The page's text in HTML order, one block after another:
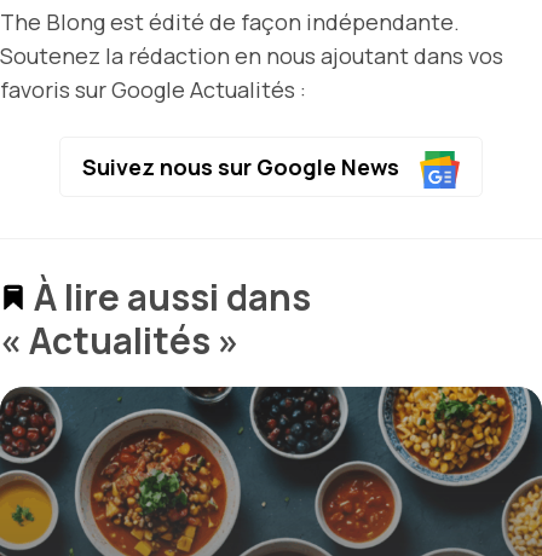
The Blong est édité de façon indépendante.
Soutenez la rédaction en nous ajoutant dans vos
favoris sur Google Actualités :
Suivez nous sur Google News
À lire aussi dans
« Actualités »